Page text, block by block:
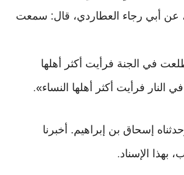
عن أبي رجاء العطاردي، قال: سمعت
في الجنة فرأيت أكثر أهلها
النار فرأيت أكثر أهلها النساء».
وحدثناه إسحاق بن إبراهيم. أخبرنا
بهذا الإسناد.